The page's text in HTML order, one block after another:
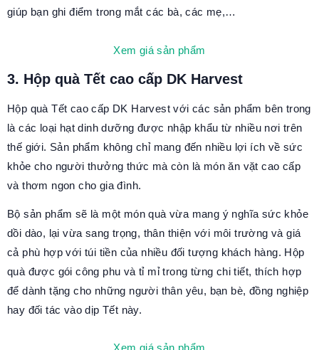
giúp bạn ghi điểm trong mắt các bà, các mẹ,…
Xem giá sản phẩm
3. Hộp quà Tết cao cấp DK Harvest
Hộp quà Tết cao cấp DK Harvest với các sản phẩm bên trong
là các loại hạt dinh dưỡng được nhập khẩu từ nhiều nơi trên
thế giới. Sản phẩm không chỉ mang đến nhiều lợi ích về sức
khỏe cho người thưởng thức mà còn là món ăn vặt cao cấp
và thơm ngon cho gia đình.
Bộ sản phẩm sẽ là một món quà vừa mang ý nghĩa sức khỏe
dồi dào, lại vừa sang trọng, thân thiện với môi trường và giá
cả phù hợp với túi tiền của nhiều đối tượng khách hàng. Hộp
quà được gói công phu và tỉ mỉ trong từng chi tiết, thích hợp
để dành tặng cho những người thân yêu, bạn bè, đồng nghiệp
hay đối tác vào dịp Tết này.